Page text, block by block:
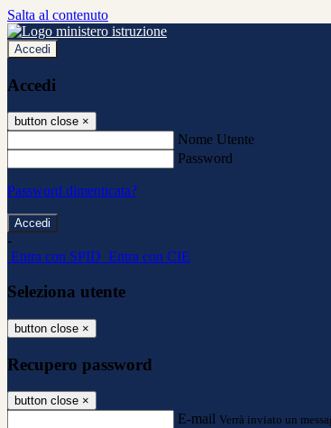
Salta al contenuto
Accedi
Accedi
button close ×
Nome Utente
Password
Password dimenticata?
-
Entra con SPID Entra con CIE
Seleziona utente
button close ×
Recupero password
button close ×
E-mail Verrà inviato un